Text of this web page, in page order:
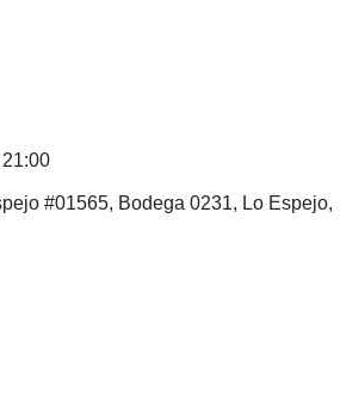
#01565, Bodega 0231, Lo Espejo,